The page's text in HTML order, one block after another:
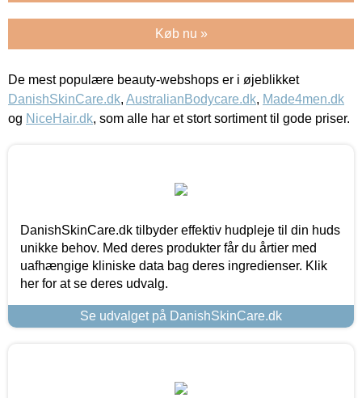
Køb nu »
De mest populære beauty-webshops er i øjeblikket
DanishSkinCare.dk, AustralianBodycare.dk, Made4men.dk
og NiceHair.dk, som alle har et stort sortiment til gode priser.
DanishSkinCare.dk tilbyder effektiv hudpleje til din huds
unikke behov. Med deres produkter får du årtier med
uafhængige kliniske data bag deres ingredienser. Klik
her for at se deres udvalg.
Se udvalget på DanishSkinCare.dk